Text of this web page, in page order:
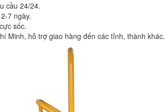
cầu 24/24.
7 ngày.
sốc.
Minh, hỗ trợ giao hàng đến các tỉnh, thành khác.